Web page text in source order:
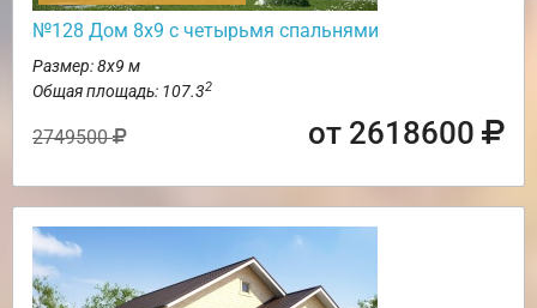
№128 Дом 8х9 с четырьмя спальнями
Размер: 8х9 м
Общая площадь: 107.32
2749500 от 2618600